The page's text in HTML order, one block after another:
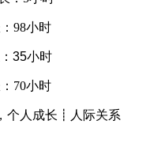
98小时
35小时
70小时
个人成长┋人际关系